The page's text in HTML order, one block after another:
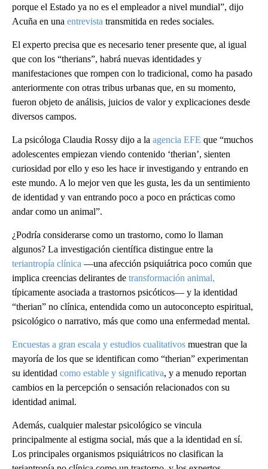
porque el Estado ya no es el empleador a nivel mundial”, dijo
Acuña en una entrevista transmitida en redes sociales.
El experto precisa que es necesario tener presente que, al igual
que con los “therians”, habrá nuevas identidades y
manifestaciones que rompen con lo tradicional, como ha pasado
anteriormente con otras tribus urbanas que, en su momento,
fueron objeto de análisis, juicios de valor y explicaciones desde
diversos campos.
La psicóloga Claudia Rossy dijo a la agencia EFE que “muchos
adolescentes empiezan viendo contenido ‘therian’, sienten
curiosidad por ello y eso les hace ir investigando y entrando en
este mundo. A lo mejor ven que les gusta, les da un sentimiento
de identidad y van entrando poco a poco en prácticas como
andar como un animal”.
¿Podría considerarse como un trastorno, como lo llaman
algunos? La investigación científica distingue entre la
teriantropía clínica —una afección psiquiátrica poco común que
implica creencias delirantes de transformación animal,
típicamente asociada a trastornos psicóticos— y la identidad
“therian” no clínica, entendida como un autoconcepto espiritual,
psicológico o narrativo, más que como una enfermedad mental.
Encuestas a gran escala y estudios cualitativos muestran que la
mayoría de los que se identifican como “therian” experimentan
su identidad como estable y significativa, y a menudo reportan
cambios en la percepción o sensación relacionados con su
identidad animal.
Además, cualquier malestar psicológico se vincula
principalmente al estigma social, más que a la identidad en sí.
Los principales organismos psiquiátricos no clasifican la